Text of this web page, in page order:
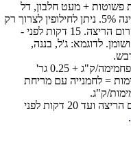
פשוטות + מעט חלבון, דל
סיבים ושומן. לדוגמא: לחם לבן + גבינה 5%. ניתן לחילופין לצרוך רק
פחמימות פשוטות 60 דקות בדיוק טרום הריצה. 15 דקות לפני -
לדוגמא: ג'ל, בננה,
כמה? שעה-שעה וחצי לפני - 1 גרם פחמימה/ק"ג + 0.25 גר'
לטובת פחמימות = לחמנייה עם מריחת
שתיית מים: במהלך השעה של טרום הריצה ועד 20 דקות לפני
.